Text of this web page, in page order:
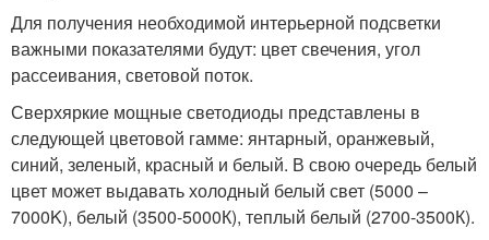
Для получения необходимой интерьерной подсветки
важными показателями будут: цвет свечения, угол
рассеивания, световой поток.
Сверхяркие мощные светодиоды представлены в
следующей цветовой гамме: янтарный, оранжевый,
синий, зеленый, красный и белый. В свою очередь белый
цвет может выдавать холодный белый свет (5000 –
7000K), белый (3500-5000К), теплый белый (2700-3500К).